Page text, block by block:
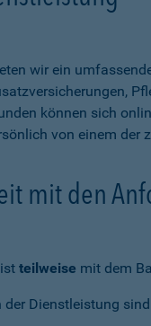
wir ein
können sich
von einem der
mit den
teilweise mit dem
Dienstleistung sind